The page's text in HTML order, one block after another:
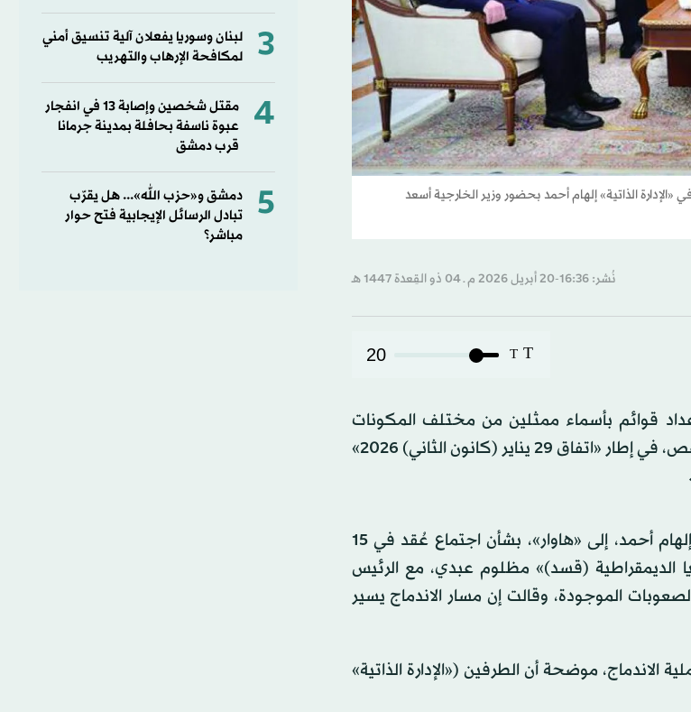
الذاتية» إلهام أحمد بحضور وزير الخارجية أسعد
نُشر: 16:36-20 أبريل 2026 م ـ 04 ذو القِعدة 1447 هـ
T
T
20
قوائم بأسماء ممثلين من مختلف المكونات
للمشاركة في هيكلية وزارات الحكومة السورية وفق معايير الكفاءة والتخصص، في إطار «اتفاق 29 يناير (كانون الثاني) 2026»
وتحدثت الرئيسة المشتركة لدائرة العلاقات الخارجية في «الإدارة الذاتية»، إلهام أحمد، إلى «هاوار»، بشأن اجتماع عُقد في 15
الديمقراطية (قسد)» مظلوم عبدي، مع الرئيس
الموجودة، وقالت إن مسار الاندماج يسير
الاندماج، موضحة أن الطرفين («الإدارة الذاتية»
3
لبنان وسوريا يفعلان آلية تنسيق أمني
لمكافحة الإرهاب والتهريب
4
مقتل شخصين وإصابة 13 في انفجار
عبوة ناسفة بحافلة بمدينة جرمانا
قرب دمشق
5
دمشق و«حزب الله»... هل يقرّب
تبادل الرسائل الإيجابية فتح حوار
مباشر؟